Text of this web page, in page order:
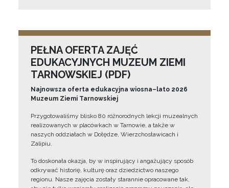
PEŁNA OFERTA ZAJĘĆ
EDUKACYJNYCH MUZEUM ZIEMI
TARNOWSKIEJ (PDF)
Najnowsza oferta edukacyjna wiosna–lato 2026
Muzeum Ziemi Tarnowskiej
Przygotowaliśmy blisko 80 różnorodnych lekcji muzealnych
realizowanych w placówkach w Tarnowie, a także w
naszych oddziałach w Dołędze, Wierzchosławicach i
Zalipiu.
To doskonała okazja, by w inspirujący i angażujący sposób
odkrywać historię, kulturę oraz dziedzictwo naszego
regionu. Nasze zajęcia zostały starannie opracowane tak,